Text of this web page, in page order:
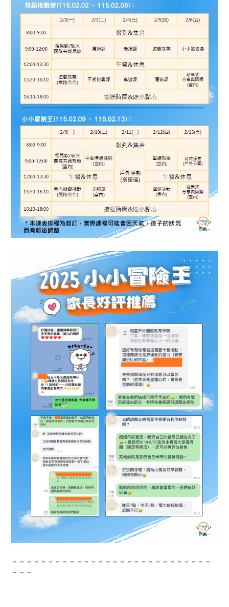
－－－－－－－－－－－－－－－－－－－－－－－－－－－－
－－－